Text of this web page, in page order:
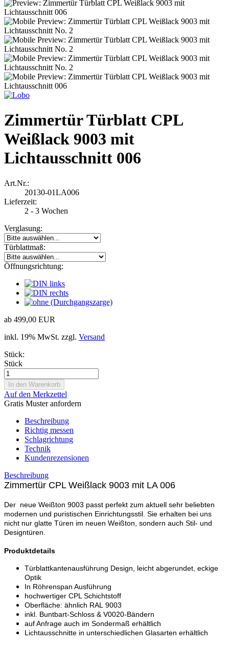
Zimmertür Türblatt CPL
Weißlack 9003 mit
Lichtausschnitt 006
Art.Nr.:
20130-01LA006
Lieferzeit:
2 - 3 Wochen
Verglasung:
Türblattmaß:
Öffnungsrichtung:
ab 499,00 EUR
inkl. 19% MwSt. zzgl. Versand
Stück:
Stück
Auf den Merkzettel
Gratis Muster anfordern
Beschreibung
Richtig messen
Schlagrichtung
Technik
Kundenrezensionen
Beschreibung
Zimmertür CPL Weißlack 9003 mit LA 006
Der neue Weißton 9003 passt perfekt zum aktuell sehr beliebten
modernen und puristischen Einrichtungsstil. Sie erhalten bei uns
nicht nur glatte Türen im neuen Weißton, sondern auch Stil- und
Designtüren.
Produktdetails
Türblattkantenausführung Design, leicht abgerundet, eckige
Optik
In Röhrenspan Ausführung
hochwertiger CPL Schichtstoff
Oberfläche: ähnlich RAL 9003
inkl. Buntbart-Schloss & V0020-Bändern
auf Anfrage auch im Sondermaß erhältlich
Lichtausschnitte in unterschiedlichen Glasarten erhältlich